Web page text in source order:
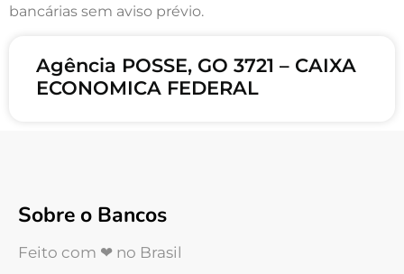
bancárias sem aviso prévio.
Agência POSSE, GO 3721 – CAIXA
ECONOMICA FEDERAL
Sobre o Bancos
Feito com ❤ no Brasil